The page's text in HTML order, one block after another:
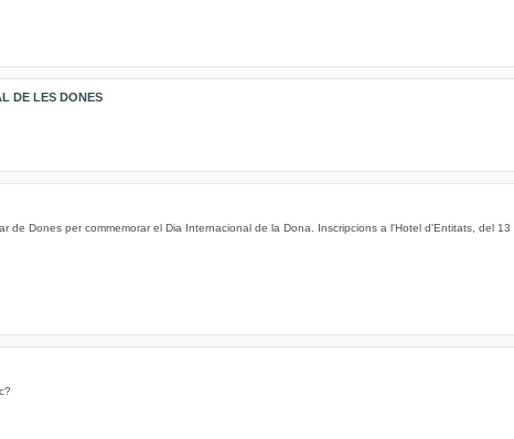
DE LES DONES
de Dones per commemorar el Dia Internacional de la Dona. Inscripcions a l'Hotel d'Entitats, del